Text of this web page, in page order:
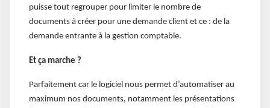
puisse tout regrouper pour limiter le nombre de
documents à créer pour une demande client et ce : de la
demande entrante à la gestion comptable.
Et ça marche ?
Parfaitement car le logiciel nous permet d’automatiser au
maximum nos documents, notamment les présentations